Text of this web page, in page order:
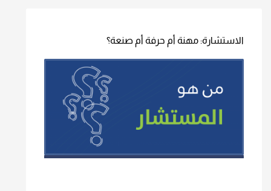
الاستشارة: مهنة أم حرفة أم صنعة؟